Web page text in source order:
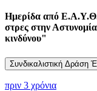
Ημερίδα από
στρες στην
κινδύνου"
Συνδικαλιστική Δράση
πριν 3 χρόνια